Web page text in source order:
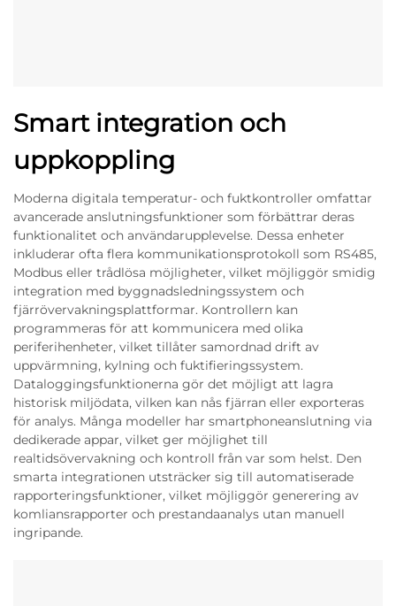
Smart integration och
uppkoppling
Moderna digitala temperatur- och fuktkontroller omfattar
avancerade anslutningsfunktioner som förbättrar deras
funktionalitet och användarupplevelse. Dessa enheter
inkluderar ofta flera kommunikationsprotokoll som RS485,
Modbus eller trådlösa möjligheter, vilket möjliggör smidig
integration med byggnadsledningssystem och
fjärrövervakningsplattformar. Kontrollern kan
programmeras för att kommunicera med olika
periferihenheter, vilket tillåter samordnad drift av
uppvärmning, kylning och fuktifieringssystem.
Dataloggingsfunktionerna gör det möjligt att lagra
historisk miljödata, vilken kan nås fjärran eller exporteras
för analys. Många modeller har smartphoneanslutning via
dedikerade appar, vilket ger möjlighet till
realtidsövervakning och kontroll från var som helst. Den
smarta integrationen utsträcker sig till automatiserade
rapporteringsfunktioner, vilket möjliggör generering av
komliansrapporter och prestandaanalys utan manuell
ingripande.